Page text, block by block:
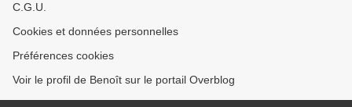
C.G.U.
Cookies et données personnelles
Préférences cookies
Voir le profil de Benoît sur le portail Overblog